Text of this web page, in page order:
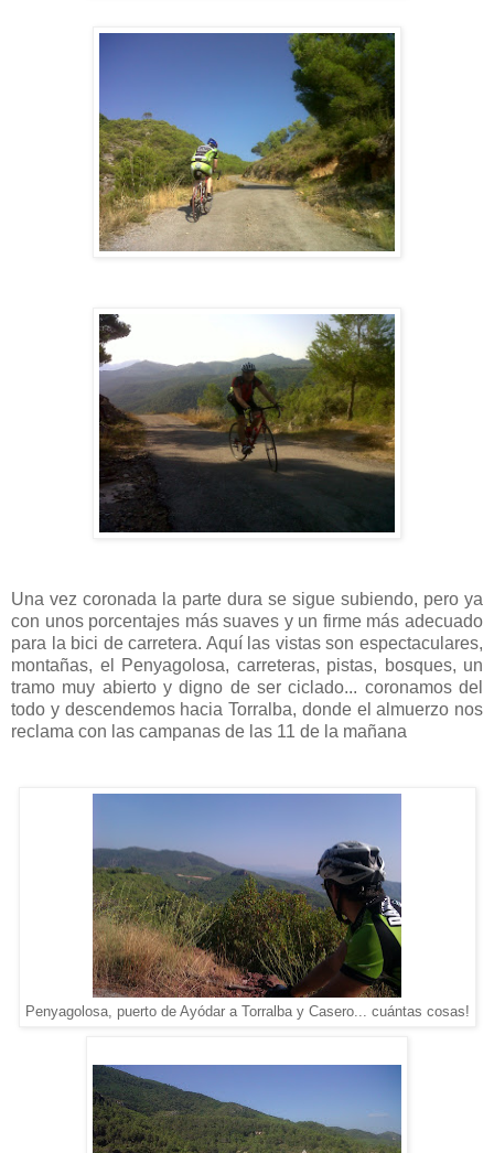
Una vez coronada la parte dura se sigue subiendo, pero ya
con unos porcentajes más suaves y un firme más adecuado
para la bici de carretera. Aquí las vistas son espectaculares,
montañas, el Penyagolosa, carreteras, pistas, bosques, un
tramo muy abierto y digno de ser ciclado... coronamos del
todo y descendemos hacia Torralba, donde el almuerzo nos
reclama con las campanas de las 11 de la mañana
Penyagolosa, puerto de Ayódar a Torralba y Casero... cuántas cosas!